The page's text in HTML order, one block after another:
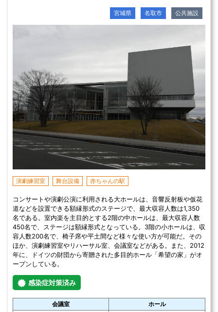
宮城県 名取市 公共施設
演劇練習室 舞台設備 赤ちゃんの駅
コンサートや演劇公演に利用される大ホールは、音響反射板や仮花
道などを設置できる額縁形式のステージで、最大収容人数は1,350
名である。室内楽を主目的とする2階の中ホールは、最大収容人数
450名で、ステージは額縁形式となっている。3階の小ホールは、収
容人数200名で、椅子席や平土間など様々な使い方が可能だ。その
ほか、演劇練習室やリハーサル室、会議室などがある。また、2012
年に、ドイツの財団から寄贈された多目的ホール「希望の家」がオ
ープンしている。
感染症対策済み
会議室
ホール